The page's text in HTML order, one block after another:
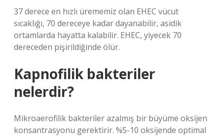
37 derece en hızlı ürememiz olan EHEC vücut
sıcaklığı, 70 dereceye kadar dayanabilir, asidik
ortamlarda hayatta kalabilir. EHEC, yiyecek 70
dereceden pişirildiğinde ölür.
Kapnofilik bakteriler
nelerdir?
Mikroaerofilik bakteriler azalmış bir büyüme oksijen
konsantrasyonu gerektirir. %5-10 oksijende optimal